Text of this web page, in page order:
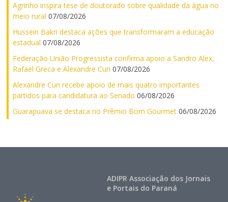
Agrinho inspira tese de doutorado sobre qualidade da água no
meio rural 07/08/2026
Hussein Bakri destaca ações que transformaram a educação
estadual 07/08/2026
Federação União Progressista confirma apoio a Sandro Alex,
Rafael Greca e Alexandre Curi 07/08/2026
Alexandre Curi recebe apoio de mais quatro importantes
partidos para candidatura ao Senado 06/08/2026
Guarapuava se destaca no Prêmio Bom Gourmet 06/08/2026
ADIPR Associação dos Jornais
e Portais do Paraná